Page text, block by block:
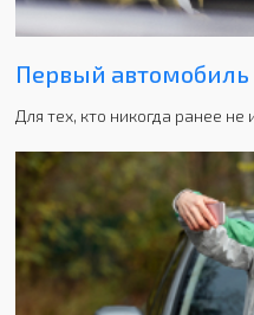
Первый автомобиль
Для тех, кто никогда ранее